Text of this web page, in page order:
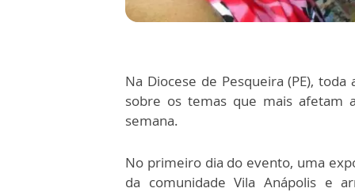
Na Diocese de Pesqueira (PE),
sobre os temas que mais afetam
semana.
No primeiro dia do evento, uma
da comunidade Vila Anápolis e